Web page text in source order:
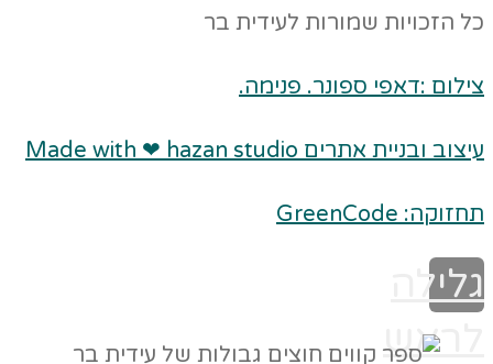
כל הזכויות שמורות לעידית בר
צילום :דאפי ספונר. פנימה.
עיצוב ובניית אתרים Made with ❤ hazan studio
תחזוקה: GreenCode
גלילה
לראש